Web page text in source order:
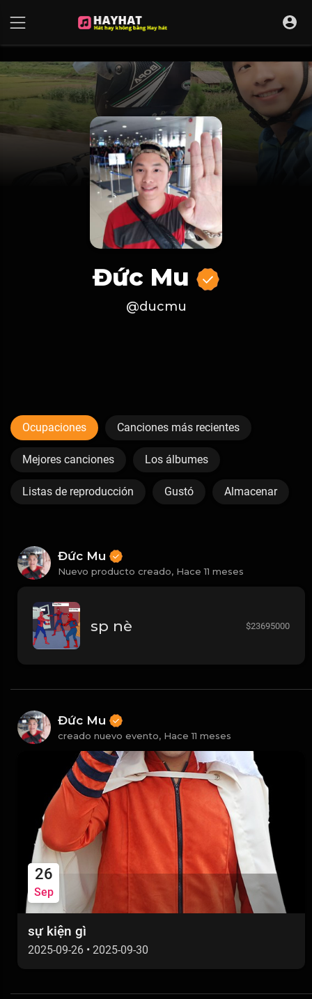
Đức Mu
@ducmu
Ocupaciones Canciones más recientes
Mejores canciones Los álbumes
Listas de reproducción Gustó Almacenar
Đức Mu
Nuevo producto creado, Hace 11 meses
sp nè $23695000
Đức Mu
creado nuevo evento, Hace 11 meses
26
Sep
sự kiện gì
2025-09-26 • 2025-09-30